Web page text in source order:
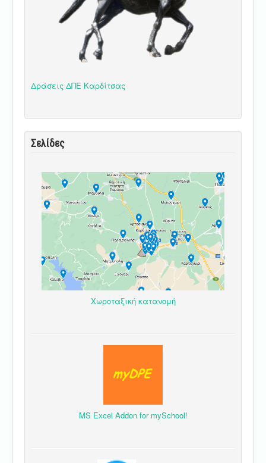
Δράσεις ΔΠΕ Καρδίτσας
Σελίδες
Χωροταξική κατανομή
MS Excel Addon for mySchool!